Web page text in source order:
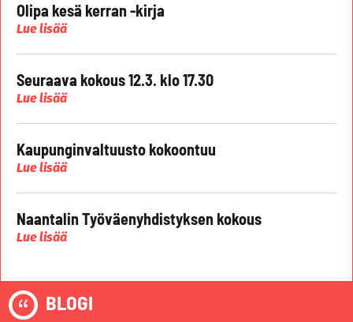
Olipa kesä kerran -kirja
Lue lisää
Seuraava kokous 12.3. klo 17.30
Lue lisää
Kaupunginvaltuusto kokoontuu
Lue lisää
Naantalin Työväenyhdistyksen kokous
Lue lisää
BLOGI